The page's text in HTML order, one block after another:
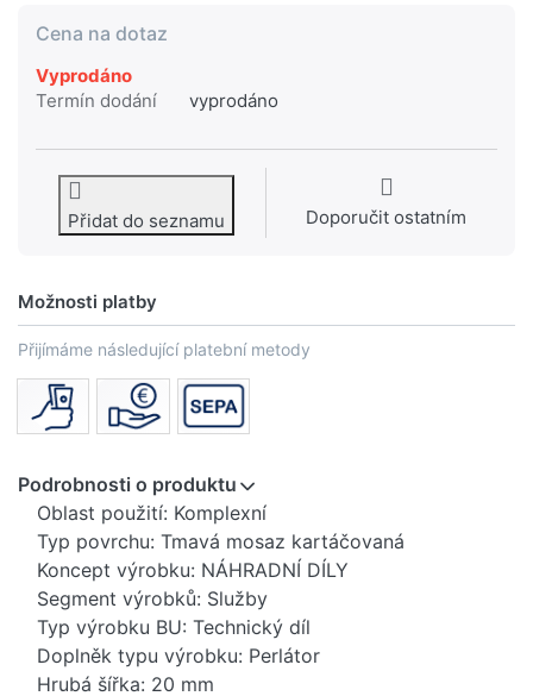
Cena na dotaz
Vyprodáno
Termín dodání
vyprodáno
Přidat do seznamu Doporučit ostatním
Možnosti platby
Přijímáme následující platební metody
Podrobnosti o produktu
Oblast použití: Komplexní
Typ povrchu: Tmavá mosaz kartáčovaná
Koncept výrobku: NÁHRADNÍ DÍLY
Segment výrobků: Služby
Typ výrobku BU: Technický díl
Doplněk typu výrobku: Perlátor
Hrubá šířka: 20 mm